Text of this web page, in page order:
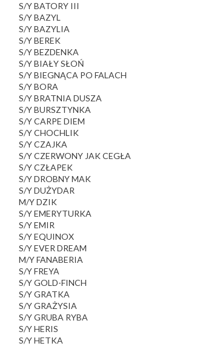
S/Y BATORY III
S/Y BAZYL
S/Y BAZYLIA
S/Y BEREK
S/Y BEZDENKA
S/Y BIAŁY SŁOŃ
S/Y BIEGNĄCA PO FALACH
S/Y BORA
S/Y BRATNIA DUSZA
S/Y BURSZTYNKA
S/Y CARPE DIEM
S/Y CHOCHLIK
S/Y CZAJKA
S/Y CZERWONY JAK CEGŁA
S/Y CZŁAPEK
S/Y DROBNY MAK
S/Y DUŻYDAR
M/Y DZIK
S/Y EMERYTURKA
S/Y EMIR
S/Y EQUINOX
S/Y EVER DREAM
M/Y FANABERIA
S/Y FREYA
S/Y GOLD-FINCH
S/Y GRATKA
S/Y GRAŻYSIA
S/Y GRUBA RYBA
S/Y HERIS
S/Y HETKA